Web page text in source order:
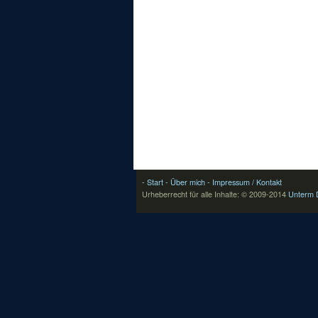
- Start - Über mich - Impressum / Kontakt
Urheberrecht für alle Inhalte: © 2009-2014 Unterm